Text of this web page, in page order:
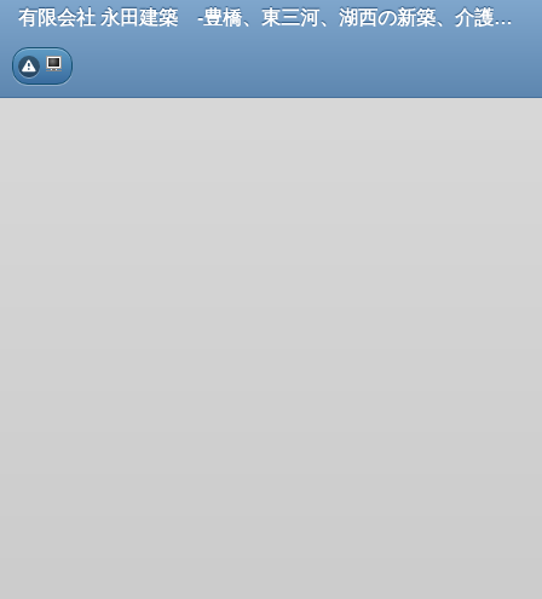
有限会社 永田建築 -豊橋、東三河、湖西の新築、介護リフォーム、増改築、住宅改修のお手伝い